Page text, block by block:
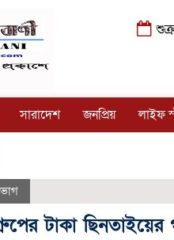
সারাদেশ জনপ্রিয় লাইফ
টাকা